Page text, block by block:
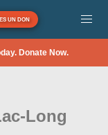
UN DON
Donate Now.
Long